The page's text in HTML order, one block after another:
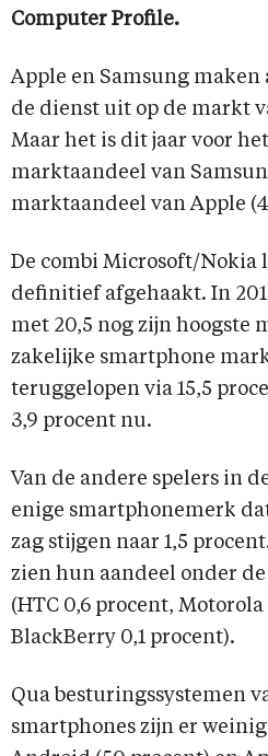
Computer Profile.
Apple en Samsung maken
de dienst uit op de markt
Maar het is dit jaar voor
marktaandeel van
marktaandeel van Apple
De combi Microsoft/Nokia
definitief afgehaakt. In
met 20,5 nog zijn hoogste
zakelijke smartphone
teruggelopen via 15,5
3,9 procent nu.
Van de andere spelers in
enige smartphonemerk
zag stijgen naar 1,5
zien hun aandeel onder
(HTC 0,6 procent,
BlackBerry 0,1 procent).
Qua besturingssystemen
smartphones zijn er